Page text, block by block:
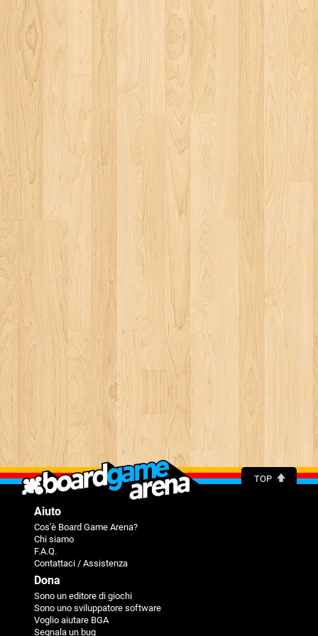
TOP
Aiuto
Cos'è Board Game Arena?
Chi siamo
F.A.Q.
Contattaci / Assistenza
Dona
Sono un editore di giochi
Sono uno sviluppatore software
Voglio aiutare BGA
Segnala un bug